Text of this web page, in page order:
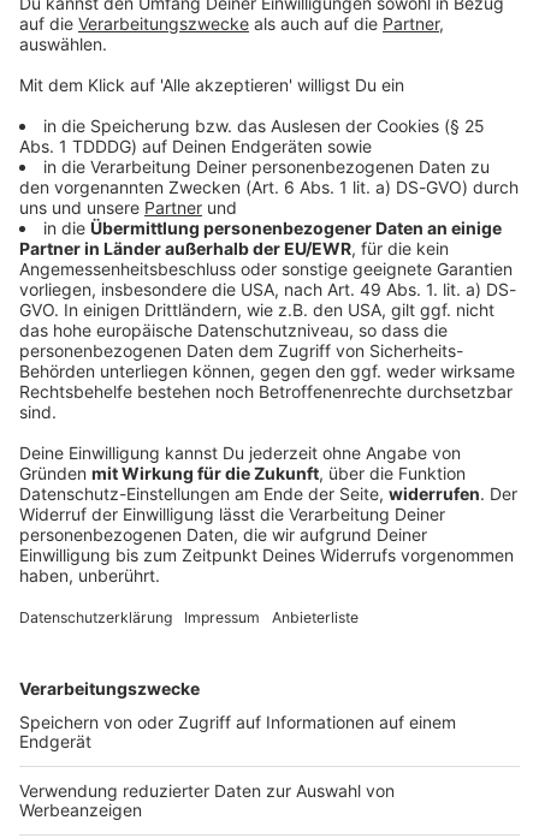
DEINE GEMERKTEN ARTIKEL
Du hast dir noch keine Artikel gemerkt